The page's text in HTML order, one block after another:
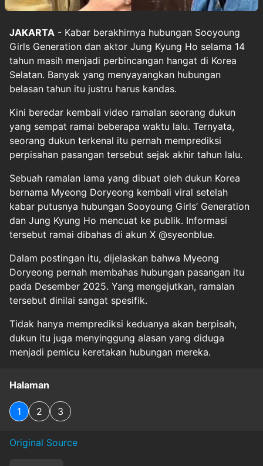
JAKARTA - Kabar berakhirnya hubungan Sooyoung
Girls Generation dan aktor Jung Kyung Ho selama 14
tahun masih menjadi perbincangan hangat di Korea
Selatan. Banyak yang menyayangkan hubungan
belasan tahun itu justru harus kandas.
Kini beredar kembali video ramalan seorang dukun
yang sempat ramai beberapa waktu lalu. Ternyata,
seorang dukun terkenal itu pernah memprediksi
perpisahan pasangan tersebut sejak akhir tahun lalu.
Sebuah ramalan lama yang dibuat oleh dukun Korea
bernama Myeong Doryeong kembali viral setelah
kabar putusnya hubungan Sooyoung Girls’ Generation
dan Jung Kyung Ho mencuat ke publik. Informasi
tersebut ramai dibahas di akun X @syeonblue.
Dalam postingan itu, dijelaskan bahwa Myeong
Doryeong pernah membahas hubungan pasangan itu
pada Desember 2025. Yang mengejutkan, ramalan
tersebut dinilai sangat spesifik.
Tidak hanya memprediksi keduanya akan berpisah,
dukun itu juga menyinggung alasan yang diduga
menjadi pemicu keretakan hubungan mereka.
Halaman
1 2 3
Original Source